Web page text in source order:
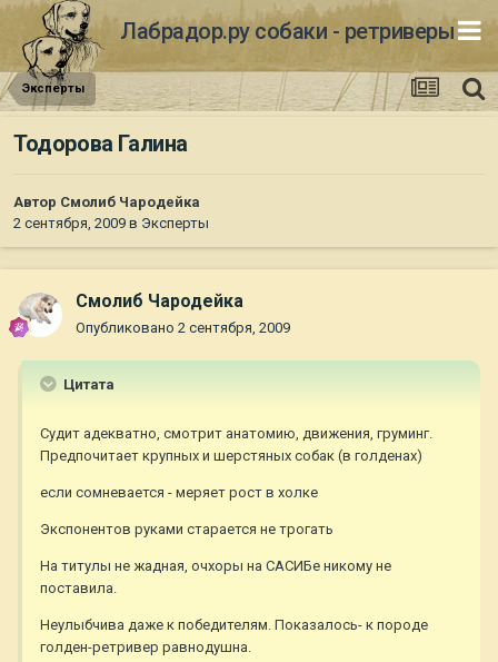
Лабрадор.ру собаки - ретриверы
Эксперты
Тодорова Галина
Автор Смолиб Чародейка
2 сентября, 2009 в Эксперты
Смолиб Чародейка
Опубликовано 2 сентября, 2009
Цитата
Судит адекватно, смотрит анатомию, движения, груминг.
Предпочитает крупных и шерстяных собак (в голденах)
если сомневается - меряет рост в холке
Экспонентов руками старается не трогать
На титулы не жадная, очхоры на САСИБе никому не
поставила.
Неулыбчива даже к победителям. Показалось- к породе
голден-ретривер равнодушна.